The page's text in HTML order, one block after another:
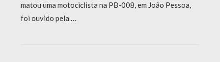
matou uma motociclista na PB-008, em João Pessoa,
foi ouvido pela …